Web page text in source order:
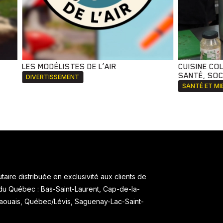
LES MODÉLISTES DE L’AIR
DIVERTISSEMENT
CUISINE
SANTÉ,
SANTÉ ET
distribuée en exclusivité aux clients de
Québec : Bas-Saint-Laurent, Cap-de-la-
Québec/Lévis, Saguenay-Lac-Saint-